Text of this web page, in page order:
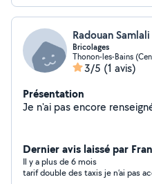
Radouan Samlali
Bricolages
Thonon-les-Bains
3/5 (1 avis)
Présentation
Dernier avis laissé par
Il y a plus de 6 mois
tarif double des taxis je n’ai pas